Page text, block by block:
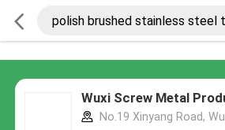
Wuxi Screw Metal
No.19 Xinyang Road,